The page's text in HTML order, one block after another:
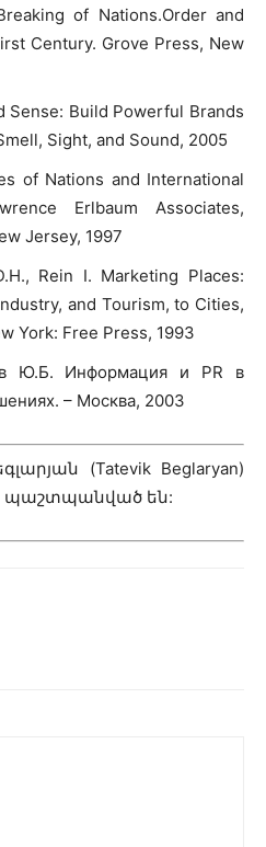
of Nations.Order and
Century. Grove Press, New
Sense: Build Powerful Brands
Sight, and Sound, 2005
of Nations and International
Erlbaum Associates,
Jersey, 1997
Rein I. Marketing Places:
and Tourism, to Cities,
York: Free Press, 1993
Ю.Б. Информация и PR в
– Москва, 2003
(Tatevik Beglaryan)
պաշտպանված են: